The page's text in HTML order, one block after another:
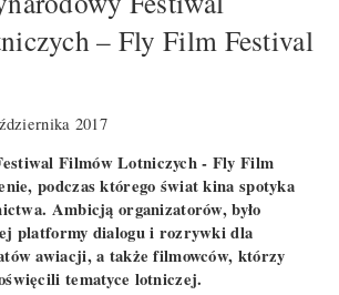
– Fly Film Festival
2017
Filmów Lotniczych - Fly Film
podczas którego świat kina spotyka
Ambicją organizatorów, było
platformy dialogu i rozrywki dla
awiacji, a także filmowców, którzy
tematyce lotniczej.